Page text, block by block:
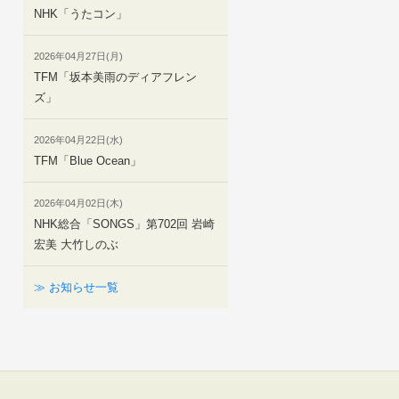
NHK「うたコン」
2026年04月27日(月)
TFM「坂本美雨のディアフレン
ズ」
2026年04月22日(水)
TFM「Blue Ocean」
2026年04月02日(木)
NHK総合「SONGS」第702回 岩崎
宏美 大竹しのぶ
≫ お知らせ一覧